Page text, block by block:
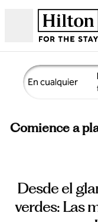
En cualquier
detalles de
Comience a
Desde el
verdes: Las